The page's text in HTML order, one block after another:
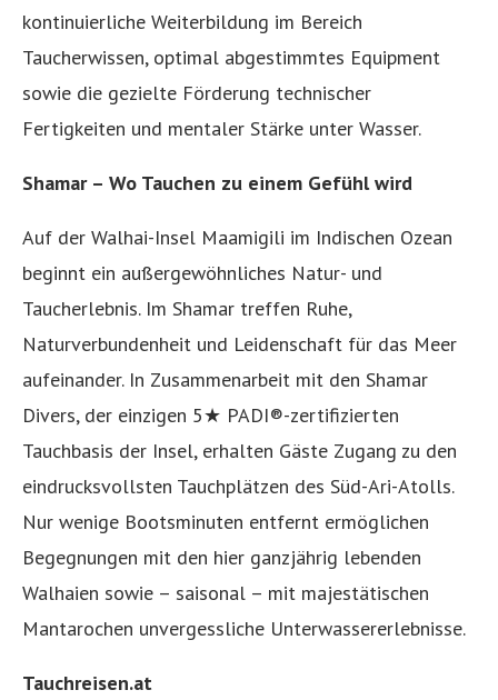
kontinuierliche Weiterbildung im Bereich
Taucherwissen, optimal abgestimmtes Equipment
sowie die gezielte Förderung technischer
Fertigkeiten und mentaler Stärke unter Wasser.
Shamar – Wo Tauchen zu einem Gefühl wird
Auf der Walhai-Insel Maamigili im Indischen Ozean
beginnt ein außergewöhnliches Natur- und
Taucherlebnis. Im Shamar treffen Ruhe,
Naturverbundenheit und Leidenschaft für das Meer
aufeinander. In Zusammenarbeit mit den Shamar
Divers, der einzigen 5★ PADI®-zertifizierten
Tauchbasis der Insel, erhalten Gäste Zugang zu den
eindrucksvollsten Tauchplätzen des Süd-Ari-Atolls.
Nur wenige Bootsminuten entfernt ermöglichen
Begegnungen mit den hier ganzjährig lebenden
Walhaien sowie – saisonal – mit majestätischen
Mantarochen unvergessliche Unterwassererlebnisse.
Tauchreisen.at